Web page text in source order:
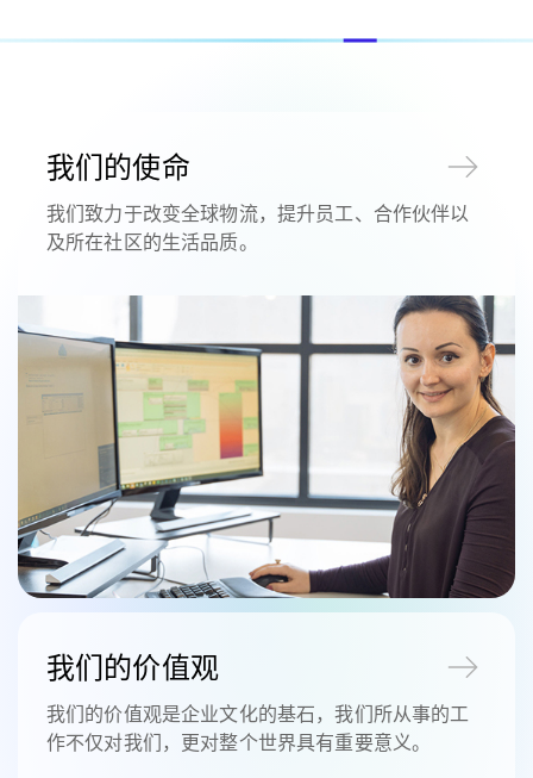
我们的使命
我们致力于改变全球物流，提升员工、合作伙伴以
及所在社区的生活品质。
我们的价值观
我们的价值观是企业文化的基石，我们所从事的工
作不仅对我们，更对整个世界具有重要意义。